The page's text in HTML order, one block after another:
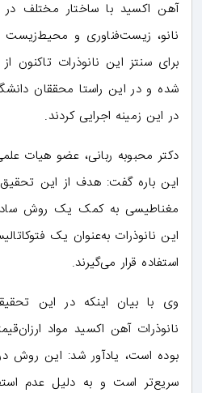
آهن اکسید با ساختار مختلف در
نانو، زیست‌فناوری و محیط‌زیست
برای سنتز این نانوذرات تاکنون
شده و در این راستا محققان
در این زمینه اجرایی کردند.
دکتر محبوبه ربانی، عضو هیات
این باره گفت: هدف از این
مغناطیسی به کمک یک روش
این نانوذرات به‌عنوان یک
استفاده قرار می‌گیرند.
وی با بیان اینکه در این
نانوذرات آهن اکسید مواد
بوده ‌است، یادآور شد: این روش
سریع‌تر است و به دلیل عدم